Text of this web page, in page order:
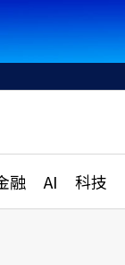
融 AI 科技
國際